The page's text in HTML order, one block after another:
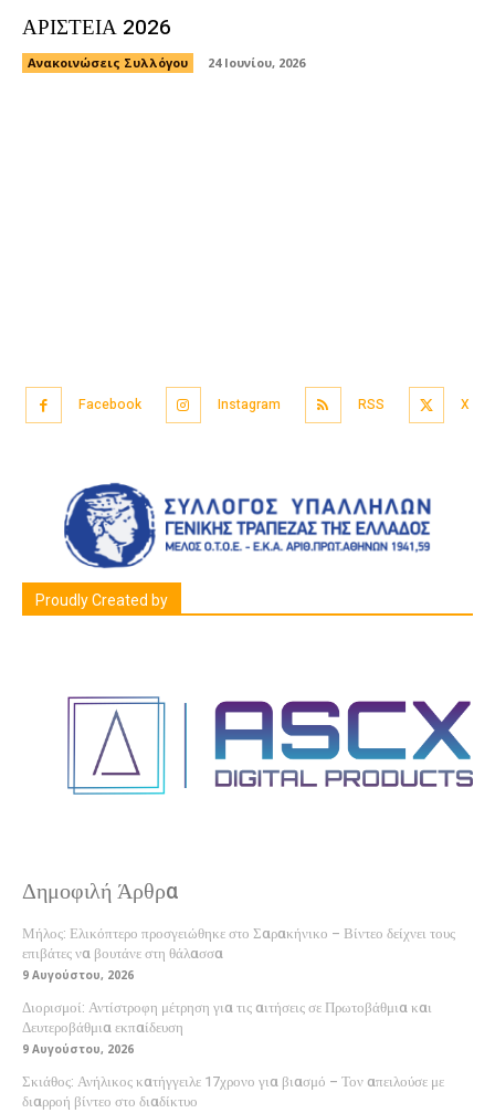
ΑΡΙΣΤΕΙΑ 2026
Ανακοινώσεις Συλλόγου 24 Ιουνίου, 2026
Facebook Instagram RSS X
Proudly Created by
Δημοφιλή Άρθρα
Μήλος: Ελικόπτερο προσγειώθηκε στο Σαρακήνικο – Βίντεο δείχνει τους
επιβάτες να βουτάνε στη θάλασσα
9 Αυγούστου, 2026
Διορισμοί: Αντίστροφη μέτρηση για τις αιτήσεις σε Πρωτοβάθμια και
Δευτεροβάθμια εκπαίδευση
9 Αυγούστου, 2026
Σκιάθος: Ανήλικος κατήγγειλε 17χρονο για βιασμό – Τον απειλούσε με
διαρροή βίντεο στο διαδίκτυο